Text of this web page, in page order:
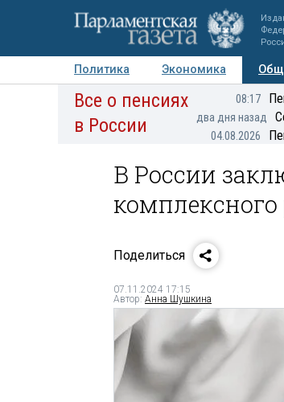
Политика Экономика
Авторы Персоны Мнения
Все о пенсиях
в России
08:17
два дня назад
04.08.2026
В России
Поделиться
07.11.2024 17:15
Автор: Анна Шушкина